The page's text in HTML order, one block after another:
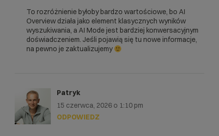
To rozróżnienie byłoby bardzo wartościowe, bo AI
Overview działa jako element klasycznych wyników
wyszukiwania, a AI Mode jest bardziej konwersacyjnym
doświadczeniem. Jeśli pojawią się tu nowe informacje,
na pewno je zaktualizujemy
Patryk
15 czerwca, 2026 o 1:10 pm
ODPOWIEDZ